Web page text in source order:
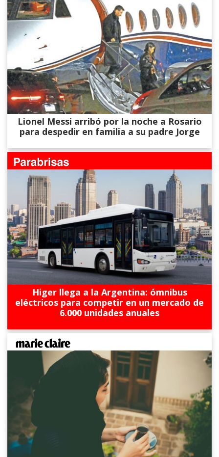
Lionel Messi arribó por la noche a Rosario
para despedir en familia a su padre Jorge
Higer llega a la Argentina: ómnibus
eléctricos para competir en un mercado de
6.000 unidades anuales